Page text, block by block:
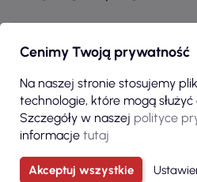
KRÓJ TALIOWANY
145 G/M²
Cenimy Twoją prywatność
Na naszej stronie stosujemy
technologie, które mogą
Szczegóły w naszej polityce
informacje tutaj
Akceptuj wszystkie